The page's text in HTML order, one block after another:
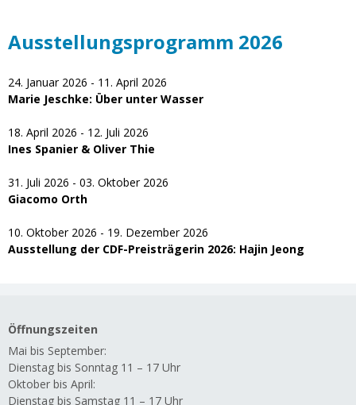
Ausstellungsprogramm 2026
24. Januar 2026 - 11. April 2026
Marie Jeschke: Über unter Wasser
18. April 2026 - 12. Juli 2026
Ines Spanier & Oliver Thie
31. Juli 2026 - 03. Oktober 2026
Giacomo Orth
10. Oktober 2026 - 19. Dezember 2026
Ausstellung der CDF-Preisträgerin 2026: Hajin Jeong
Öffnungszeiten
Mai bis September:
Dienstag bis Sonntag 11 – 17 Uhr
Oktober bis April:
Dienstag bis Samstag 11 – 17 Uhr